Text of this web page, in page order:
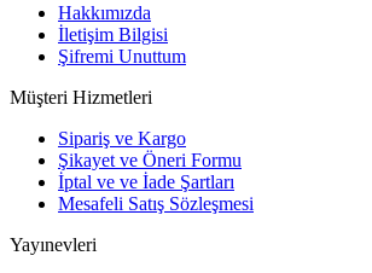
Hakkımızda
İletişim Bilgisi
Şifremi Unuttum
Müşteri Hizmetleri
Sipariş ve Kargo
Şikayet ve Öneri Formu
İptal ve ve İade Şartları
Mesafeli Satış Sözleşmesi
Yayınevleri